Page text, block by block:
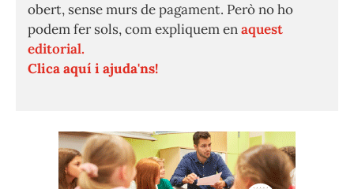
obert, sense murs de pagament. Però no ho
podem fer sols, com expliquem enaquest
editorial.
Clica aquí i ajuda'ns!